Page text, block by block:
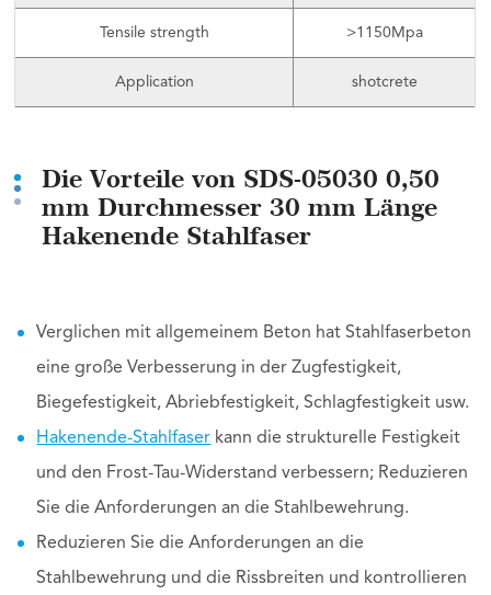
Tensile strength >1150Mpa
Application shotcrete
Die Vorteile von SDS-05030 0,50
mm Durchmesser 30 mm Länge
Hakenende Stahlfaser
Verglichen mit allgemeinem Beton hat Stahlfaserbeton
eine große Verbesserung in der Zugfestigkeit,
Biegefestigkeit, Abriebfestigkeit, Schlagfestigkeit usw.
Hakenende-Stahlfaser kann die strukturelle Festigkeit
und den Frost-Tau-Widerstand verbessern; Reduzieren
Sie die Anforderungen an die Stahlbewehrung.
Reduzieren Sie die Anforderungen an die
Stahlbewehrung und die Rissbreiten und kontrollieren